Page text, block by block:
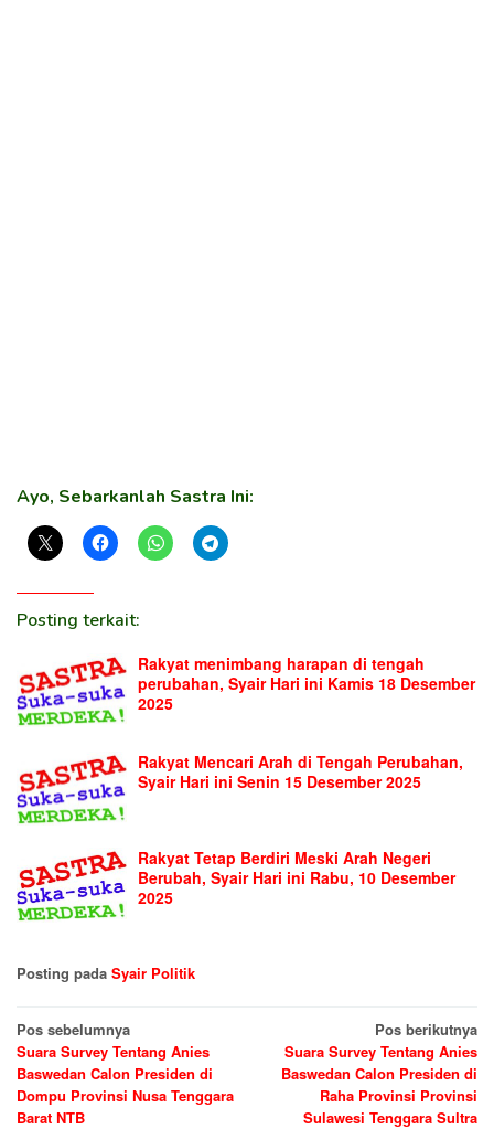
Ayo, Sebarkanlah Sastra Ini:
Posting terkait:
Rakyat menimbang harapan di tengah
perubahan, Syair Hari ini Kamis 18 Desember
2025
Rakyat Mencari Arah di Tengah Perubahan,
Syair Hari ini Senin 15 Desember 2025
Rakyat Tetap Berdiri Meski Arah Negeri
Berubah, Syair Hari ini Rabu, 10 Desember
2025
Posting pada Syair Politik
Navigasi
pos
Pos sebelumnya
Suara Survey Tentang Anies
Baswedan Calon Presiden di
Dompu Provinsi Nusa Tenggara
Barat NTB
Pos berikutnya
Suara Survey Tentang Anies
Baswedan Calon Presiden di
Raha Provinsi Provinsi
Sulawesi Tenggara Sultra